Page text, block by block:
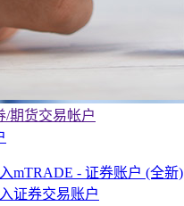
/期货交易帐户
mTRADE - 证券账户 (全新)
证券交易账户